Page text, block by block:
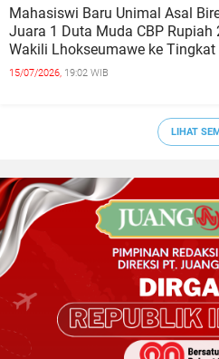
Mahasiswi Baru Unimal Asal
Juara 1 Duta Muda CBP Rupiah
Wakili Lhokseumawe ke Tingkat
15/07/2026, 19:02 WIB
LIHAT